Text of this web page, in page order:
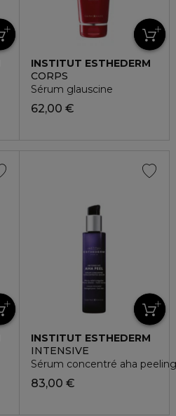
INSTITUT ESTHEDERM
CORPS
Sérum glauscine
62,00 €
INSTITUT ESTHEDERM
INTENSIVE
Sérum concentré aha peeling
83,00 €